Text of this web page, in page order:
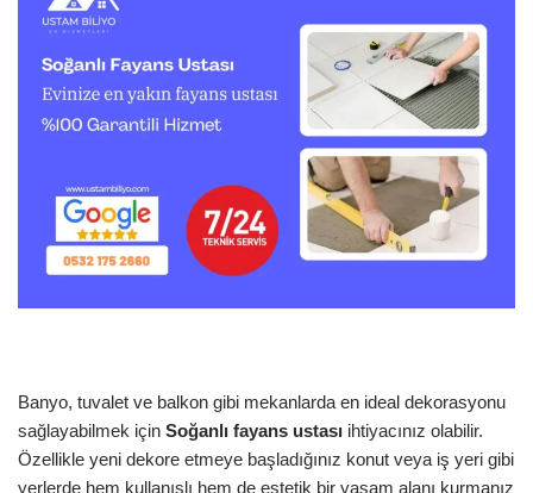
Banyo, tuvalet ve balkon gibi mekanlarda en ideal dekorasyonu
sağlayabilmek için Soğanlı fayans ustası ihtiyacınız olabilir.
Özellikle yeni dekore etmeye başladığınız konut veya iş yeri gibi
yerlerde hem kullanışlı hem de estetik bir yaşam alanı kurmanız